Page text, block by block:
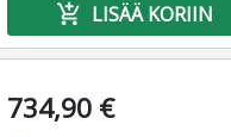
add_shopping_cart LISÄÄ KORIIN
734,90 €